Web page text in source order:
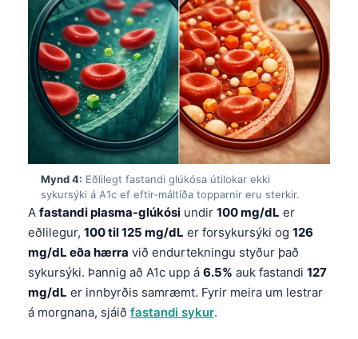
Mynd 4: Eðlilegt fastandi glúkósa útilokar ekki
sykursýki á A1c ef eftir-máltíða topparnir eru sterkir.
A fastandi plasma-glúkósi undir 100 mg/dL er
eðlilegur, 100 til 125 mg/dL er forsykursýki og 126
mg/dL eða hærra við endurtekningu styður það
sykursýki. Þannig að A1c upp á 6.5% auk fastandi 127
mg/dL er innbyrðis samræmt. Fyrir meira um lestrar
á morgnana, sjáið fastandi sykur.